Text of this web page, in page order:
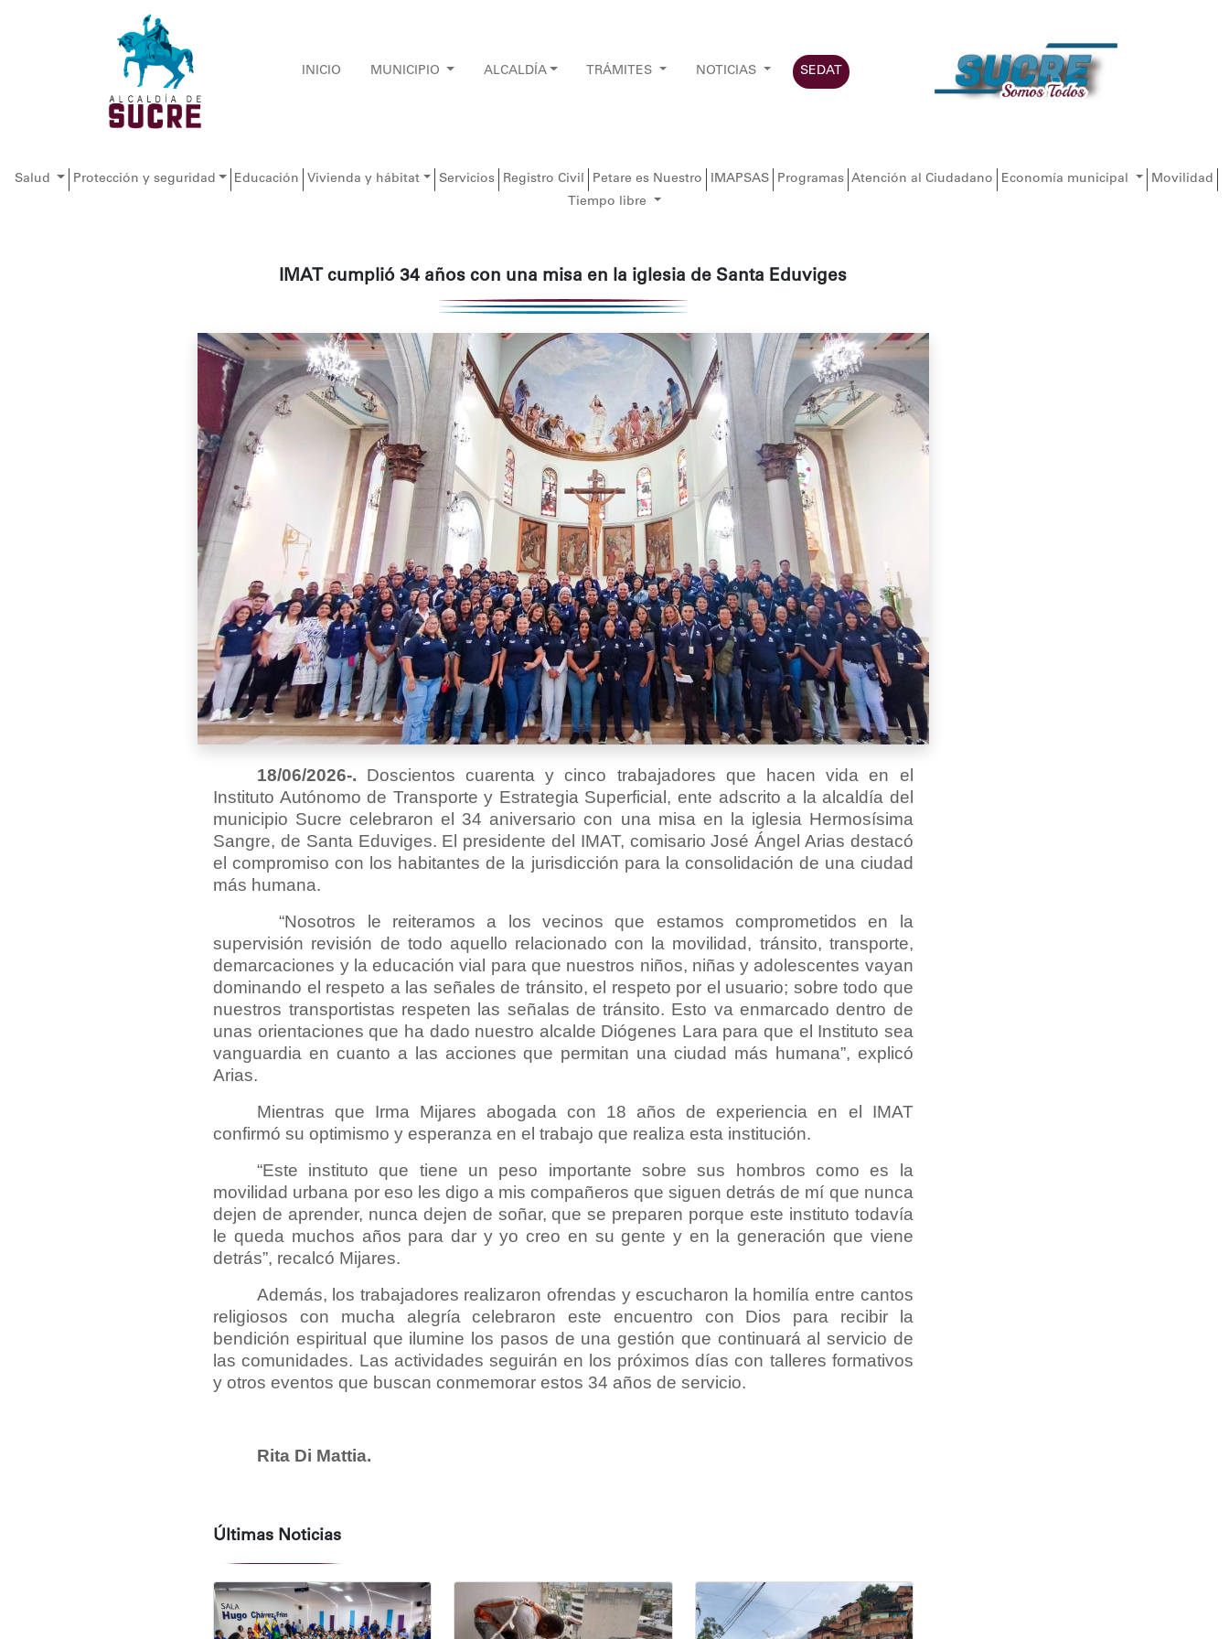
INICIO MUNICIPIO ALCALDÍA TRÁMITES NOTICIAS SEDAT
Salud Protección y seguridad Educación Vivienda y hábitat Servicios Registro Civil Petare es Nuestro IMAPSAS Programas Atención al Ciudadano Economía municipal
Movilidad
Tiempo libre
IMAT cumplió 34 años con una misa en la iglesia de Santa Eduviges
18/06/2026-. Doscientos cuarenta y cinco trabajadores que hacen vida en el
Instituto Autónomo de Transporte y Estrategia Superficial, ente adscrito a la alcaldía del
municipio Sucre celebraron el 34 aniversario con una misa en la iglesia Hermosísima
Sangre, de Santa Eduviges. El presidente del IMAT, comisario José Ángel Arias destacó
el compromiso con los habitantes de la jurisdicción para la consolidación de una ciudad
más humana.
“Nosotros le reiteramos a los vecinos que estamos comprometidos en la
supervisión revisión de todo aquello relacionado con la movilidad, tránsito, transporte,
demarcaciones y la educación vial para que nuestros niños, niñas y adolescentes vayan
dominando el respeto a las señales de tránsito, el respeto por el usuario; sobre todo que
nuestros transportistas respeten las señalas de tránsito. Esto va enmarcado dentro de
unas orientaciones que ha dado nuestro alcalde Diógenes Lara para que el Instituto sea
vanguardia en cuanto a las acciones que permitan una ciudad más humana”, explicó
Arias.
Mientras que Irma Mijares abogada con 18 años de experiencia en el IMAT
confirmó su optimismo y esperanza en el trabajo que realiza esta institución.
“Este instituto que tiene un peso importante sobre sus hombros como es la
movilidad urbana por eso les digo a mis compañeros que siguen detrás de mí que nunca
dejen de aprender, nunca dejen de soñar, que se preparen porque este instituto todavía
le queda muchos años para dar y yo creo en su gente y en la generación que viene
detrás”, recalcó Mijares.
Además, los trabajadores realizaron ofrendas y escucharon la homilía entre cantos
religiosos con mucha alegría celebraron este encuentro con Dios para recibir la
bendición espiritual que ilumine los pasos de una gestión que continuará al servicio de
las comunidades. Las actividades seguirán en los próximos días con talleres formativos
y otros eventos que buscan conmemorar estos 34 años de servicio.
Rita Di Mattia.
Últimas Noticias